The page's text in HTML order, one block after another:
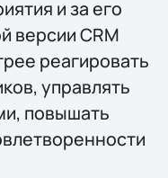
и за его
версии CRM
реагировать
управлять
повышать